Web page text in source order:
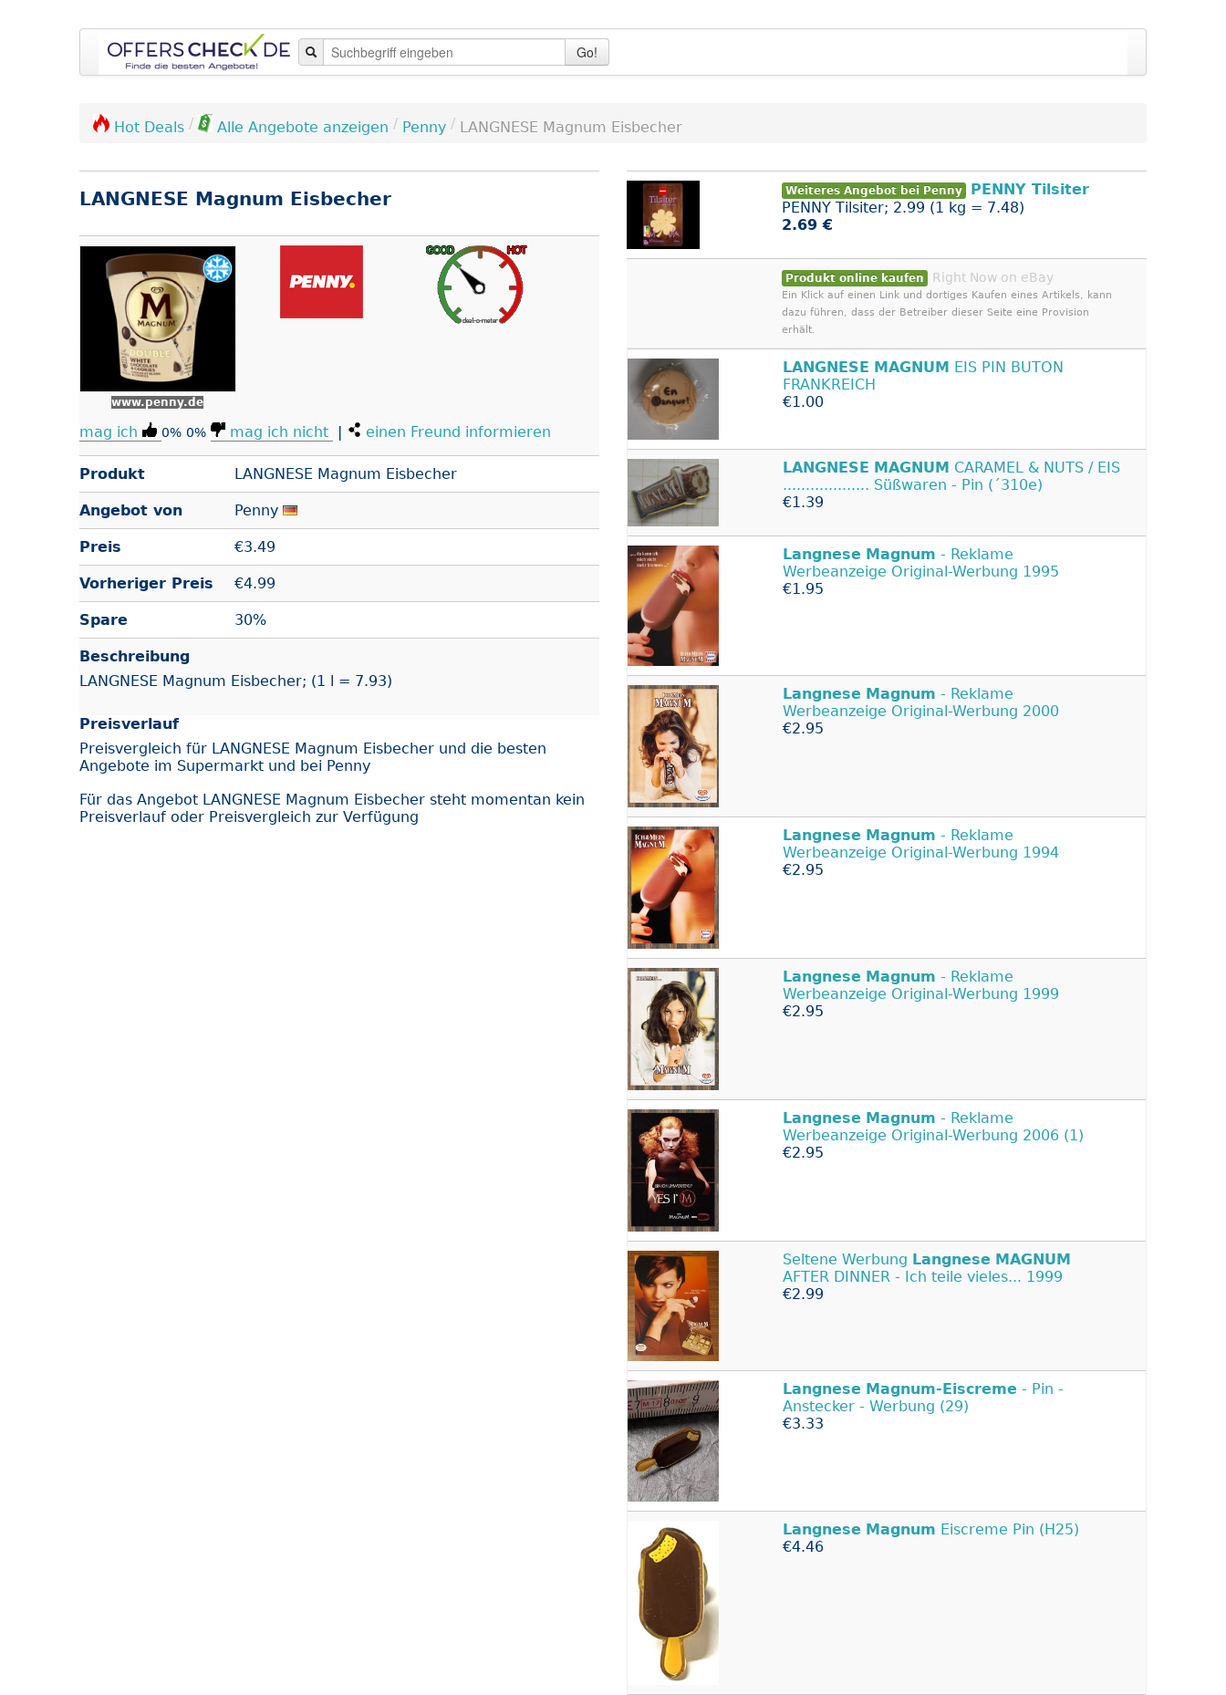
Go!
Hot Deals / Alle Angebote anzeigen / Penny / LANGNESE Magnum Eisbecher
LANGNESE Magnum Eisbecher
www.penny.de
mag ich 0% 0% mag ich nicht einen Freund informieren
Produkt LANGNESE Magnum Eisbecher
Angebot von Penny
Preis €3.49
Vorheriger Preis €4.99
Spare 30%
Beschreibung
LANGNESE Magnum Eisbecher; (1 l = 7.93)
Preisverlauf
Preisvergleich für LANGNESE Magnum Eisbecher und die besten
Angebote im Supermarkt und bei Penny
Für das Angebot LANGNESE Magnum Eisbecher steht momentan kein
Preisverlauf oder Preisvergleich zur Verfügung
Weiteres Angebot bei Penny
PENNY Tilsiter
PENNY Tilsiter; 2.99 (1 kg = 7.48)
2.69 €
Produkt online kaufen Right Now on eBay
Ein Klick auf einen Link und dortiges Kaufen eines Artikels, kann
dazu führen, dass der Betreiber dieser Seite eine Provision
erhält.
LANGNESE MAGNUM EIS PIN BUTON
FRANKREICH
€1.00
LANGNESE MAGNUM CARAMEL & NUTS / EIS
................... Süßwaren - Pin (´310e)
€1.39
Langnese Magnum - Reklame
Werbeanzeige Original-Werbung 1995
€1.95
Langnese Magnum - Reklame
Werbeanzeige Original-Werbung 2000
€2.95
Langnese Magnum - Reklame
Werbeanzeige Original-Werbung 1994
€2.95
Langnese Magnum - Reklame
Werbeanzeige Original-Werbung 1999
€2.95
Langnese Magnum - Reklame
Werbeanzeige Original-Werbung 2006 (1)
€2.95
Seltene Werbung Langnese MAGNUM
AFTER DINNER - Ich teile vieles... 1999
€2.99
Langnese Magnum-Eiscreme - Pin -
Anstecker - Werbung (29)
€3.33
Langnese Magnum Eiscreme Pin (H25)
€4.46